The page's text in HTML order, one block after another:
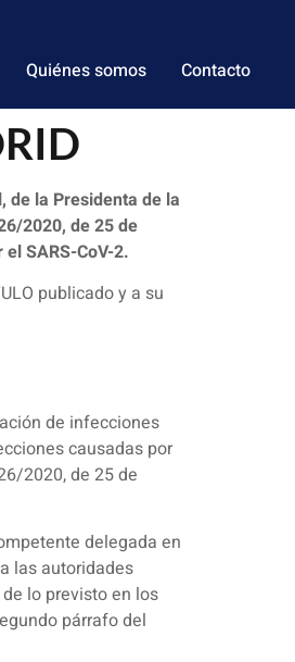
Quiénes somos Contacto
de la Presidenta de la
2020, de 25 de
SARS-CoV-2.
publicado y a su
de infecciones
causadas por
2020, de 25 de
delegada en
las autoridades
lo previsto en los
párrafo del